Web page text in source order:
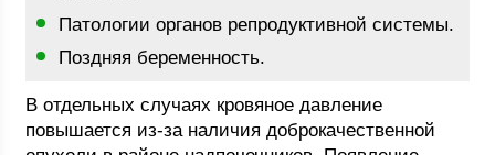
Патологии органов репродуктивной системы.
Поздняя беременность.
В отдельных случаях кровяное давление
повышается из-за наличия доброкачественной